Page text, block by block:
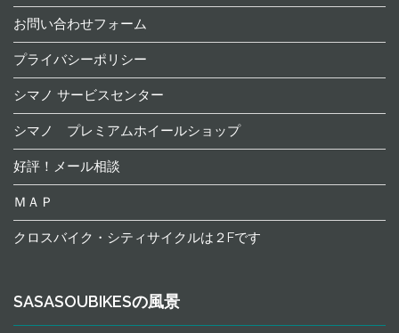
お問い合わせフォーム
プライバシーポリシー
シマノ サービスセンター
シマノ プレミアムホイールショップ
好評！メール相談
ＭＡＰ
クロスバイク・シティサイクルは２Fです
SASASOUBIKESの風景